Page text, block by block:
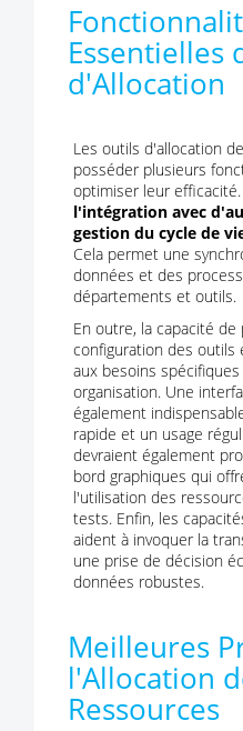
Essentielles
d'Allocation
Les outils d'allocation
posséder plusieurs
optimiser leur
l'intégration avec
gestion du cycle de
Cela permet une
données et des
départements et outils.
En outre, la capacité
configuration des outils
aux besoins
organisation. Une
également
rapide et un usage
devraient également
bord graphiques qui
l'utilisation des
tests. Enfin, les
aident à invoquer la
une prise de décision
données robustes.
Meilleures
l'Allocation
Ressources